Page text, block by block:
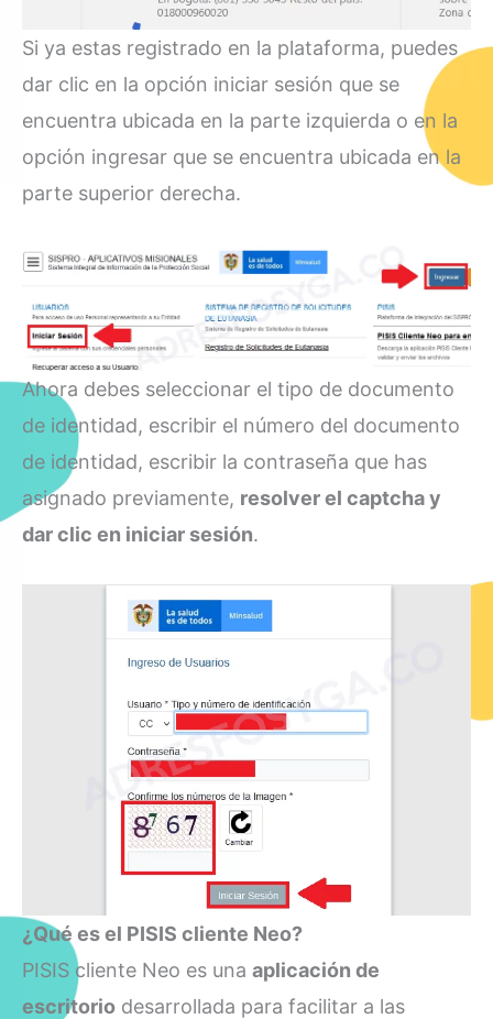
Si ya estas registrado en la plataforma, puedes
dar clic en la opción iniciar sesión que se
encuentra ubicada en la parte izquierda o en la
opción ingresar que se encuentra ubicada en la
parte superior derecha.
Ahora debes seleccionar el tipo de documento
de identidad, escribir el número del documento
de identidad, escribir la contraseña que has
asignado previamente, resolver el captcha y
dar clic en iniciar sesión.
¿Qué es el PISIS cliente Neo?
PISIS cliente Neo es una aplicación de
escritorio desarrollada para facilitar a las